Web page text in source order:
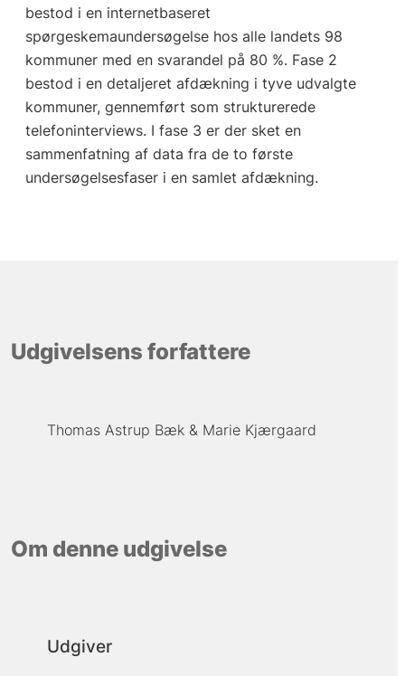
bestod i en internetbaseret
spørgeskemaundersøgelse hos alle landets 98
kommuner med en svarandel på 80 %. Fase 2
bestod i en detaljeret afdækning i tyve udvalgte
kommuner, gennemført som strukturerede
telefoninterviews. I fase 3 er der sket en
sammenfatning af data fra de to første
undersøgelsesfaser i en samlet afdækning.
Udgivelsens forfattere
Thomas Astrup Bæk Marie Kjærgaard
Om denne udgivelse
Udgiver